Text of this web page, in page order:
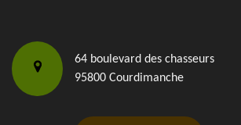
64 boulevard des chasseurs
95800 Courdimanche